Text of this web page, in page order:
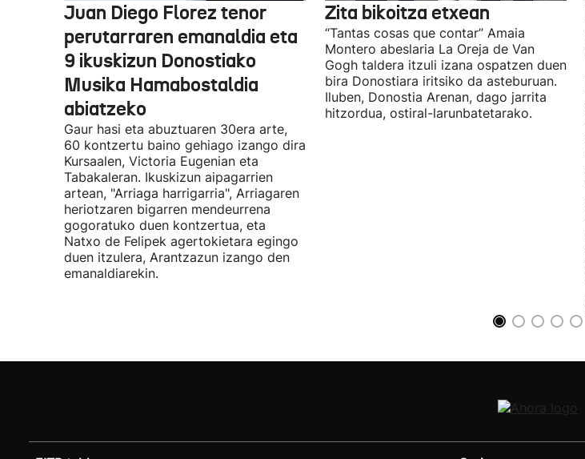
Juan Diego Florez tenor
perutarraren emanaldia eta
9 ikuskizun Donostiako
Musika Hamabostaldia
abiatzeko
Gaur hasi eta abuztuaren 30era arte,
60 kontzertu baino gehiago izango dira
Kursaalen, Victoria Eugenian eta
Tabakaleran. Ikuskizun aipagarrien
artean, "Arriaga harrigarria", Arriagaren
heriotzaren bigarren mendeurrena
gogoratuko duen kontzertua, eta
Natxo de Felipek agertokietara egingo
duen itzulera, Arantzazun izango den
emanaldiarekin.
Zita bikoitza etxean
“Tantas cosas que contar” Amaia
Montero abeslaria La Oreja de Van
Gogh taldera itzuli izana ospatzen duen
bira Donostiara iritsiko da asteburuan.
Iluben, Donostia Arenan, dago jarrita
hitzordua, ostiral-larunbatetarako.